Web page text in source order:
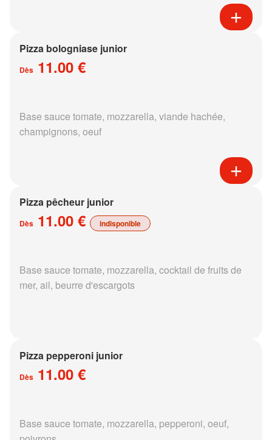
Pizza bologniase junior
Dès 11.00 €
Base sauce tomate, mozzarella, viande hachée,
champignons, oeuf
Pizza pêcheur junior
Dès 11.00 € indisponible
Base sauce tomate, mozzarella, cocktail de fruits de
mer, ail, beurre d'escargots
Pizza pepperoni junior
Dès 11.00 €
Base sauce tomate, mozzarella, pepperoni, oeuf,